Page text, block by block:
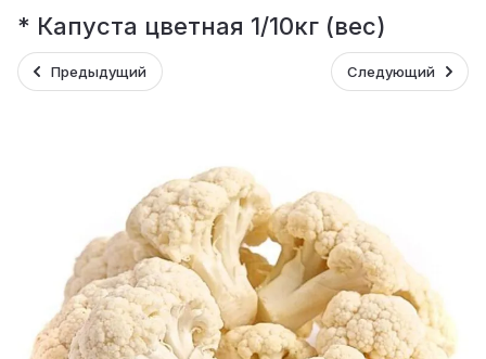
* Капуста цветная 1/10кг (вес)
Предыдущий Следующий